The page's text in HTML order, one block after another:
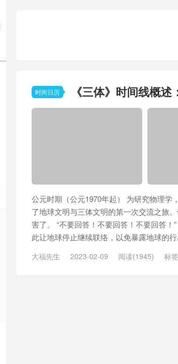
时间日历 《三体》时间线概
公元时期（公元1970年起） 为研究物理学
了地球文明与三体文明的第一次交流之旅
害了。 “不要回答！不要回答！不要回答
此让地球停止继续联络，以免暴露地球的
大福先生 2023-02-09 阅读(1945) 标